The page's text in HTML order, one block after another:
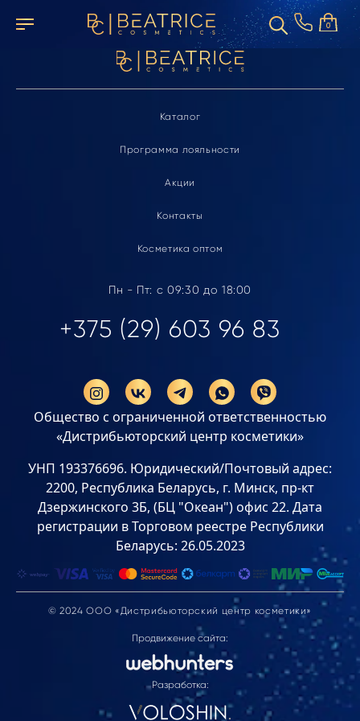
0
Элемент не найден
Каталог
Программа лояльности
Акции
Контакты
Косметика оптом
Пн - Пт: с 09:30 до 18:00
+375 (29) 603 96 83
Общество с ограниченной ответственностью
«Дистрибьюторский центр косметики»
УНП 193376696. Юридический/Почтовый адрес:
2200, Республика Беларусь, г. Минск, пр-кт
Дзержинского 3Б, (БЦ "Океан") офис 22. Дата
регистрации в Торговом реестре Республики
Беларусь: 26.05.2023
© 2024 ООО «Дистрибьюторский центр косметики»
Продвижение сайта:
Разработка: